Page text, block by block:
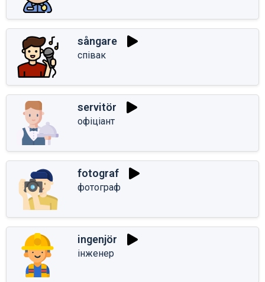
sångare
співак
servitör
офіціант
fotograf
фотограф
ingenjör
інженер